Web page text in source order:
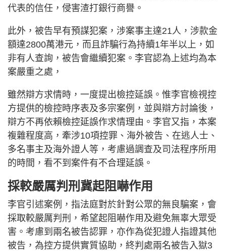
代表的信任，侵害渣打銀行商譽。
此外，被告早有預謀犯案，涉案事主達21人，涉款金
額達2800萬港元，而且詐騙行為持續1年半以上，如
非有人查詢，被告會繼續犯案。李官認為上述均為本
案嚴重之處，
雖然辯方求情時，一度提出檢控延誤。惟李官檢視控
方提供的檢控時序表及多宗案例，並與辯方討論後，
辯方不再依賴檢控延誤作求情理由。李官又指，本案
複雜程度高，牽涉10項控罪、海外被告、在逃人士、
多名事主及海外證人等，考慮過調查及司法程序所用
的時間，看不到案件有不合理延誤。
採較嚴厲判刑冀起阻嚇作用
李官引述案例，指法庭對於針對公眾的無良騙案，會
採取較嚴厲判刑，希望起阻嚇作用及避免無辜大眾受
害。考慮到兩名被告認罪，亦作為從犯證人指證其他
被告，為控方提供實質協助，終判處兩名被告入獄3